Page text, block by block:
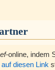
ef-online, indem
diesen Link